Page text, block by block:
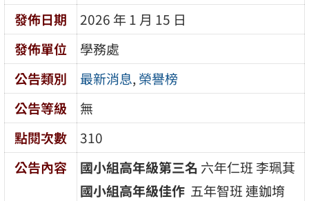
發佈日期
2026 年 1 月 15 日
發佈單位
學務處
公告類別
最新消息,榮譽榜
公告等級
無
點閱次數
310
公告內容
國小組高年級第三名 六年仁班 李珮萁
國小組高年級佳作 五年智班 連鉫堉